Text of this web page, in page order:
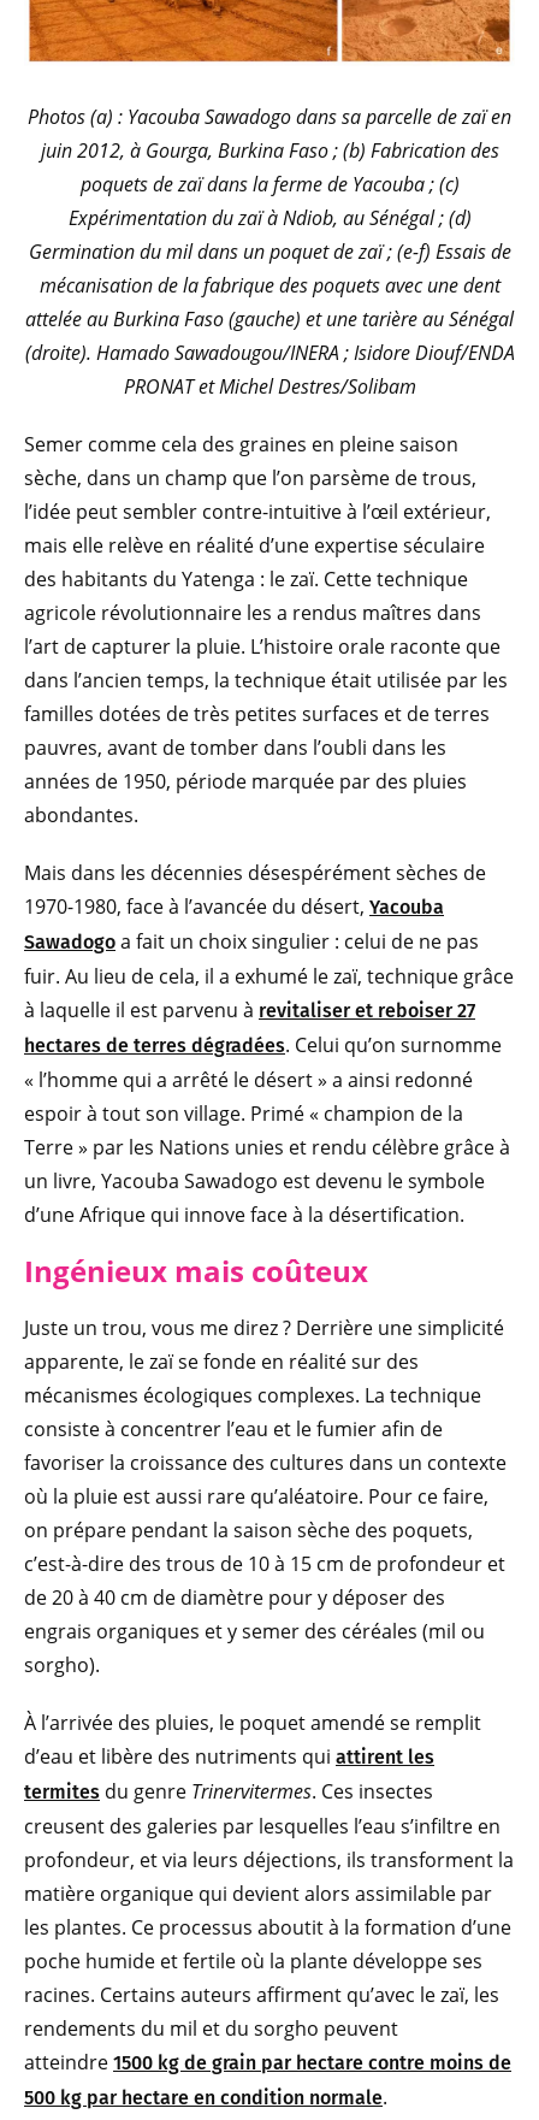
Photos (a) : Yacouba Sawadogo dans sa parcelle de zaï en
juin 2012, à Gourga, Burkina Faso ; (b) Fabrication des
poquets de zaï dans la ferme de Yacouba ; (c)
Expérimentation du zaï à Ndiob, au Sénégal ; (d)
Germination du mil dans un poquet de zaï ; (e-f) Essais de
mécanisation de la fabrique des poquets avec une dent
attelée au Burkina Faso (gauche) et une tarière au Sénégal
(droite). Hamado Sawadougou/INERA ; Isidore Diouf/ENDA
PRONAT et Michel Destres/Solibam
Semer comme cela des graines en pleine saison
sèche, dans un champ que l’on parsème de trous,
l’idée peut sembler contre-intuitive à l’œil extérieur,
mais elle relève en réalité d’une expertise séculaire
des habitants du Yatenga : le zaï. Cette technique
agricole révolutionnaire les a rendus maîtres dans
l’art de capturer la pluie. L’histoire orale raconte que
dans l’ancien temps, la technique était utilisée par les
familles dotées de très petites surfaces et de terres
pauvres, avant de tomber dans l’oubli dans les
années de 1950, période marquée par des pluies
abondantes.
Mais dans les décennies désespérément sèches de
1970-1980, face à l’avancée du désert, Yacouba
Sawadogo a fait un choix singulier : celui de ne pas
fuir. Au lieu de cela, il a exhumé le zaï, technique grâce
à laquelle il est parvenu à revitaliser et reboiser 27
hectares de terres dégradées. Celui qu’on surnomme
« l’homme qui a arrêté le désert » a ainsi redonné
espoir à tout son village. Primé « champion de la
Terre » par les Nations unies et rendu célèbre grâce à
un livre, Yacouba Sawadogo est devenu le symbole
d’une Afrique qui innove face à la désertification.
Ingénieux mais coûteux
Juste un trou, vous me direz ? Derrière une simplicité
apparente, le zaï se fonde en réalité sur des
mécanismes écologiques complexes. La technique
consiste à concentrer l’eau et le fumier afin de
favoriser la croissance des cultures dans un contexte
où la pluie est aussi rare qu’aléatoire. Pour ce faire,
on prépare pendant la saison sèche des poquets,
c’est-à-dire des trous de 10 à 15 cm de profondeur et
de 20 à 40 cm de diamètre pour y déposer des
engrais organiques et y semer des céréales (mil ou
sorgho).
À l’arrivée des pluies, le poquet amendé se remplit
d’eau et libère des nutriments qui attirent les
termites du genre Trinervitermes. Ces insectes
creusent des galeries par lesquelles l’eau s’infiltre en
profondeur, et via leurs déjections, ils transforment la
matière organique qui devient alors assimilable par
les plantes. Ce processus aboutit à la formation d’une
poche humide et fertile où la plante développe ses
racines. Certains auteurs affirment qu’avec le zaï, les
rendements du mil et du sorgho peuvent
atteindre 1500 kg de grain par hectare contre moins de
500 kg par hectare en condition normale.